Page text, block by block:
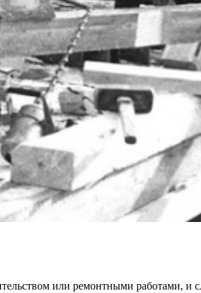
или ремонтными работами, и